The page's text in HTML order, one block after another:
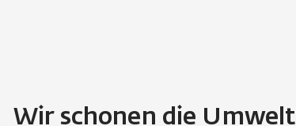
Wir schonen die Umwelt